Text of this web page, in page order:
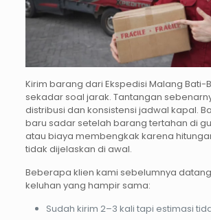
Kirim barang dari Ekspedisi Malang Bati-
sekadar soal jarak. Tantangan
distribusi dan konsistensi jadwal kapal.
baru sadar setelah barang tertahan di
atau biaya membengkak karena
tidak dijelaskan di awal.
Beberapa klien kami sebelumnya
keluhan yang hampir sama:
Sudah kirim 2–3 kali tapi estimasi